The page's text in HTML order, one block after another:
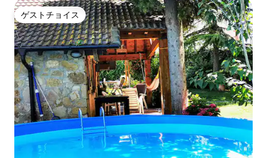
ゲストチョイス
ゲストチョイス